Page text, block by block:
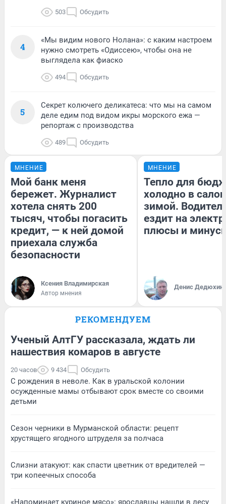
503 Обсудить
4
«Мы видим нового Нолана»: с каким настроем
нужно смотреть «Одиссею», чтобы она не
выглядела как фиаско
494 Обсудить
5
Секрет колючего деликатеса: что мы на самом
деле едим под видом икры морского ежа —
репортаж с производства
489 Обсудить
МНЕНИЕ
Мой банк меня
бережет. Журналист
хотела снять 200
тысяч, чтобы погасить
кредит, — к ней домой
приехала служба
безопасности
Ксения Владимирская
Автор мнения
МНЕНИЕ
Тепло для
холодно в
зимой.
ездит на
плюсы и
Денис Дедюхин
РЕКОМЕНДУЕМ
Ученый АлтГУ рассказала, ждать ли
нашествия комаров в августе
20 часов 9 434 Обсудить
С рождения в неволе. Как в уральской колонии
осужденные мамы отбывают срок вместе со своими
детьми
Сезон черники в Мурманской области: рецепт
хрустящего ягодного штруделя за полчаса
Слизни атакуют: как спасти цветник от вредителей —
три копеечных способа
«Напоминает куриное мясо»: ярославцы нашли в лесу